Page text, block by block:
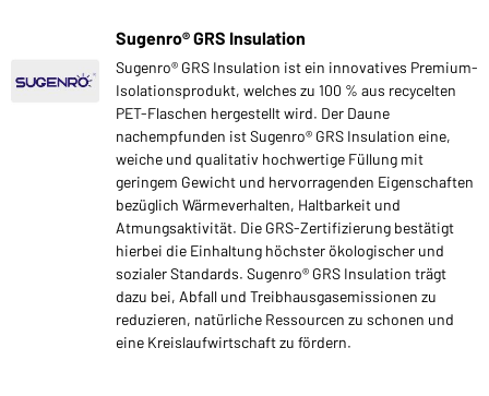
Sugenro® GRS Insulation
Sugenro® GRS Insulation ist ein innovatives Premium-
Isolationsprodukt, welches zu 100 % aus recycelten
PET-Flaschen hergestellt wird. Der Daune
nachempfunden ist Sugenro® GRS Insulation eine,
weiche und qualitativ hochwertige Füllung mit
geringem Gewicht und hervorragenden Eigenschaften
bezüglich Wärmeverhalten, Haltbarkeit und
Atmungsaktivität. Die GRS-Zertifizierung bestätigt
hierbei die Einhaltung höchster ökologischer und
sozialer Standards. Sugenro® GRS Insulation trägt
dazu bei, Abfall und Treibhausgasemissionen zu
reduzieren, natürliche Ressourcen zu schonen und
eine Kreislaufwirtschaft zu fördern.